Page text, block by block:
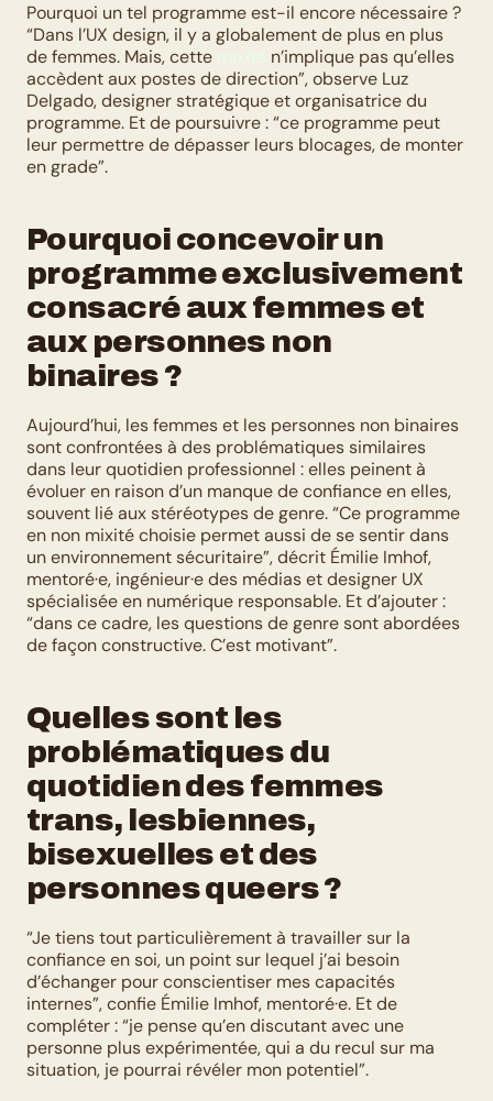
Pourquoi un tel programme est-il encore nécessaire ?
“Dans l’UX design, il y a globalement de plus en plus
de femmes. Mais, cette
n’implique pas qu’elles
accèdent aux postes de direction”, observe Luz
Delgado, designer stratégique et organisatrice du
programme. Et de poursuivre : “ce programme peut
leur permettre de dépasser leurs blocages, de monter
en grade”.
Pourquoi concevoir un
programme exclusivement
consacré aux femmes et
aux personnes non
binaires ?
Aujourd’hui, les femmes et les personnes non binaires
sont confrontées à des problématiques similaires
dans leur quotidien professionnel : elles peinent à
évoluer en raison d’un manque de confiance en elles,
souvent lié aux stéréotypes de genre. “Ce programme
en non mixité choisie permet aussi de se sentir dans
un environnement sécuritaire”, décrit Émilie Imhof,
mentoré·e, ingénieur·e des médias et designer UX
spécialisée en numérique responsable. Et d’ajouter :
“dans ce cadre, les questions de genre sont abordées
de façon constructive. C’est motivant”.
Quelles sont les
problématiques du
quotidien des femmes
trans, lesbiennes,
bisexuelles et des
personnes queers ?
“Je tiens tout particulièrement à travailler sur la
confiance en soi, un point sur lequel j’ai besoin
d’échanger pour conscientiser mes capacités
internes”, confie Émilie Imhof, mentoré·e. Et de
compléter : “je pense qu’en discutant avec une
personne plus expérimentée, qui a du recul sur ma
situation, je pourrai révéler mon potentiel”.